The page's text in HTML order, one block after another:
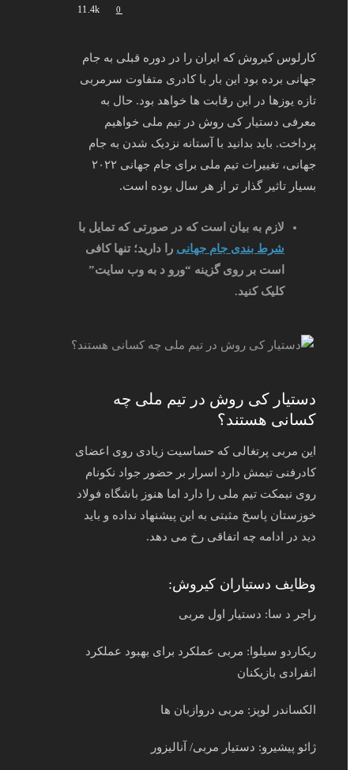
11.4k
کارلوس کیروش که ایران را در دوره قبلی به جام
جهانی برده بود این بار با کادری متفاوت سرمربی
تازه یوزها در این رقابت ها خواهد بود. حال به
معرفی دستیار کی روش در تیم ملی خواهیم
پرداخت. باید بدانید با آستانه نزدیک شدن به جام
جهانی، تغییرات تیم ملی برای جام جهانی ۲۰۲۲
بسیار تاثیر گذار تر از هر سال بوده است.
لازم به بیان است که در صورتی که تمایل با
شرط بندی جام جهانیرا دارید؛ تنها کافی
است بر روی گزینه “ورو د به وب سایت”
کلیک کنید.
دستیار کی روش در تیم ملی چه
کسانی هستند؟
این مربی پرتغالی که حساسیت زیادی روی اعضای
کادرفنی تیمش دارد اسرار بر حضور جواد نکونام
روی نیمکت تیم ملی را دارد اما هنوز باشگاه فولاد
خوزستان پاسخ مثبتی به این پیشنهاد نداده و باید
دید در ادامه چه اتفاقی رخ می دهد.
وظایف دستیاران کیروش:
راجر د سا: دستیار اول مربی
ریکاردو سیلوا: مربی عملکرد برای بهبود عملکرد
انفرادی بازیکنان
الکساندر لوپز: مربی دروازبان ها
ژائو پیشیرو: دستیار مربی/ آنالیزور